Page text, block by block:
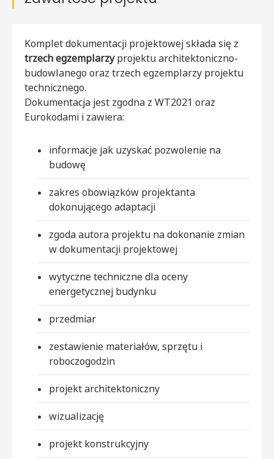
Komplet dokumentacji projektowej składa się z
trzech egzemplarzyprojektu architektoniczno-
budowlanego oraz trzech egzemplarzy projektu
technicznego.
Dokumentacja jest zgodna z WT2021 oraz
Eurokodami i zawiera:
informacje jak uzyskać pozwolenie na
budowę
zakres obowiązków projektanta
dokonującego adaptacji
zgoda autora projektu na dokonanie zmian
w dokumentacji projektowej
wytyczne techniczne dla oceny
energetycznej budynku
przedmiar
zestawienie materiałów, sprzętu i
roboczogodzin
projekt architektoniczny
wizualizację
projekt konstrukcyjny